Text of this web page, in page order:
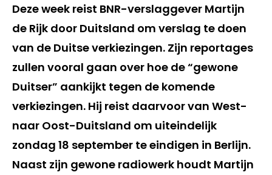
Deze week reist BNR-verslaggever Martijn
de Rijk door Duitsland om verslag te doen
van de Duitse verkiezingen. Zijn reportages
zullen vooral gaan over hoe de “gewone
Duitser” aankijkt tegen de komende
verkiezingen. Hij reist daarvoor van West-
naar Oost-Duitsland om uiteindelijk
zondag 18 september te eindigen in Berlijn.
Naast zijn gewone radiowerk houdt Martijn